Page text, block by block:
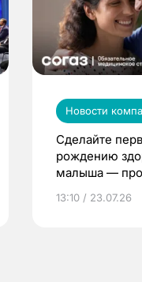
Новости
Сделайте
рождению
малыша —
по ОМС!
13:10 / 23.07.26